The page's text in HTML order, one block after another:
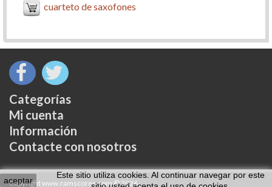
aceptar
Este sitio utiliza cookies. Al continuar navegar por este
cuarteto de saxofones
Categorías
Mi cuenta
Información
Contacte con nosotros
Copyright www.ramscores.com © 2026